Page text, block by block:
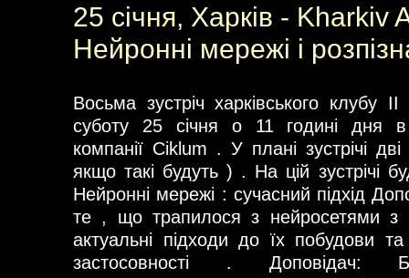
25 січня, Харків - Kharkiv
Нейронні мережі і
Восьма зустріч харківського клубу
суботу 25 січня о 11 годині дня в
компанії Ciklum . У плані зустрічі
якщо такі будуть ) . На цій зустрічі
Нейронні мережі : сучасний підхід
те , що трапилося з нейросетями з
актуальні підходи до їх побудови
застосовності . Доповідач: